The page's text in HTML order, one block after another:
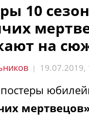
10
на
| 19.07.2019,